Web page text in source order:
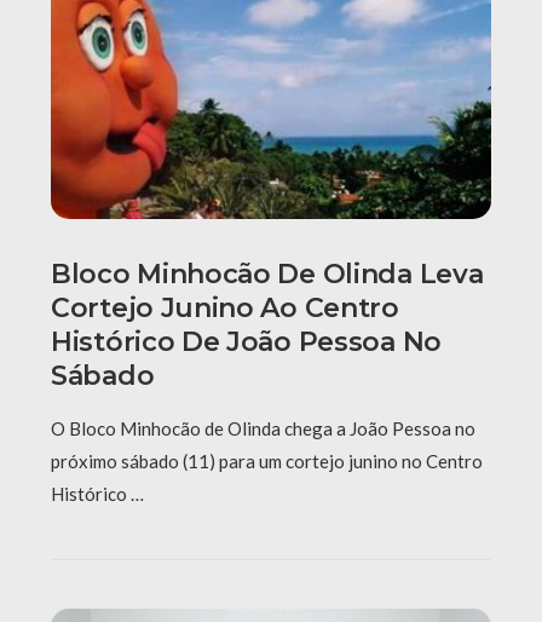
Bloco Minhocão De Olinda Leva
Cortejo Junino Ao Centro
Histórico De João Pessoa No
Sábado
O Bloco Minhocão de Olinda chega a João Pessoa no
próximo sábado (11) para um cortejo junino no Centro
Histórico …